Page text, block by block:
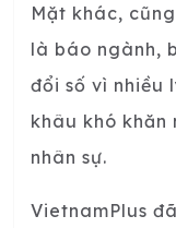
Mặt khác,
là báo ngành,
đổi số vì nhiều
khâu khó
nhân sự.
VietnamPlus